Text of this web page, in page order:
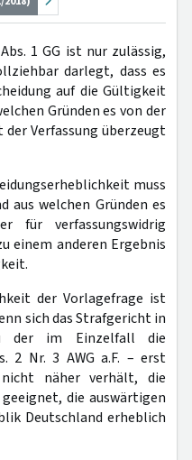
1 GG ist nur zulässig,
darlegt, dass es
auf die Gültigkeit
Gründen es von der
Verfassung überzeugt
muss
aus welchen Gründen es
für verfassungswidrig
einem anderen Ergebnis
der Vorlagefrage ist
sich das Strafgericht in
der im Einzelfall die
2 Nr. 3 AWG a.F. – erst
nicht näher verhält, die
die auswärtigen
Deutschland erheblich